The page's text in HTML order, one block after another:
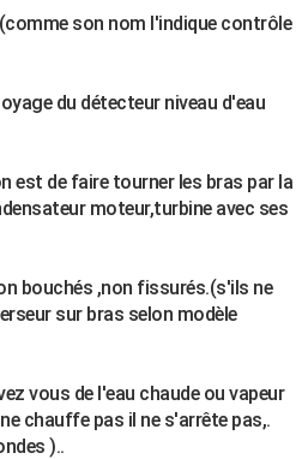
son nom l'indique contrôle
du détecteur niveau d'eau
est de faire tourner les bras par la
moteur,turbine avec ses
bouchés ,non fissurés.(s'ils ne
sur bras selon modèle
vous de l'eau chaude ou vapeur
chauffe pas il ne s'arrête pas,.
)..